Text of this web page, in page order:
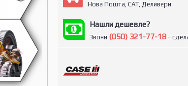
Нова Пошта, САТ, Деливери
Нашли дешевле?
Звони (050) 321-77-18-